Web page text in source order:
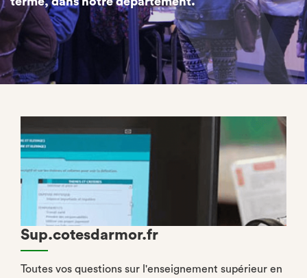
Sup.cotesdarmor.fr
Toutes vos questions sur l'enseignement supérieur en